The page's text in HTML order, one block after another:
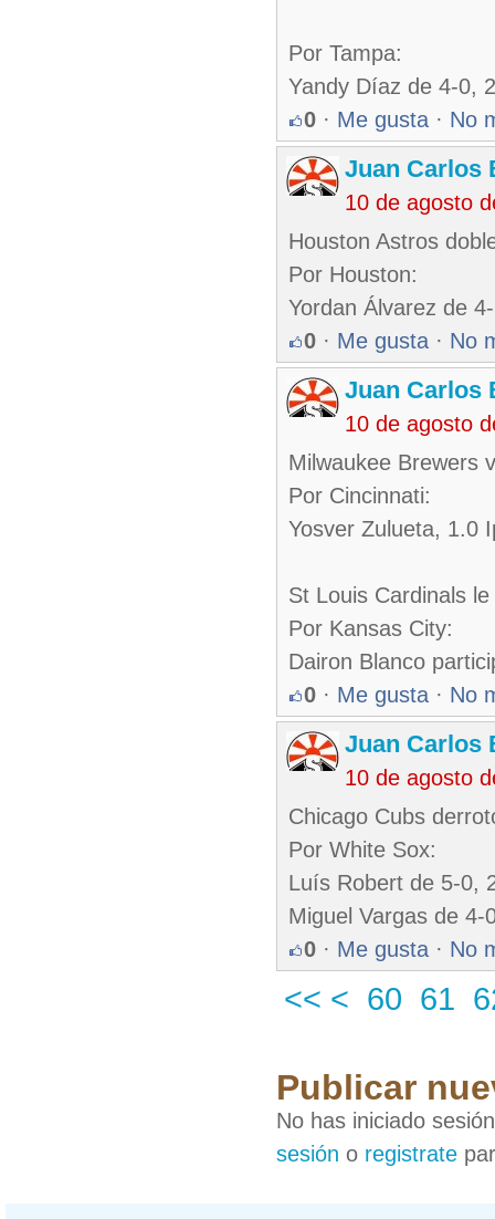
Por Tampa:
Yandy Díaz de 4-0,
0 · Me gusta · No
Juan Carlos
10 de agosto
Houston Astros
Por Houston:
Yordan Álvarez de
0 · Me gusta · No
Juan Carlos
10 de agosto
Milwaukee Brewers
Por Cincinnati:
Yosver Zulueta, 1.0
St Louis Cardinals
Por Kansas City:
Dairon Blanco
0 · Me gusta · No
Juan Carlos
10 de agosto
Chicago Cubs
Por White Sox:
Luís Robert de 5-0,
Miguel Vargas de 4-
0 · Me gusta · No
<< < 60 61
Publicar
No has iniciado
sesión o registrate